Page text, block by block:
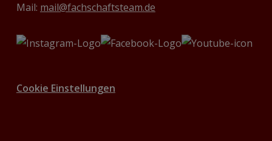
Mail: mail@fachschaftsteam.de
Cookie Einstellungen